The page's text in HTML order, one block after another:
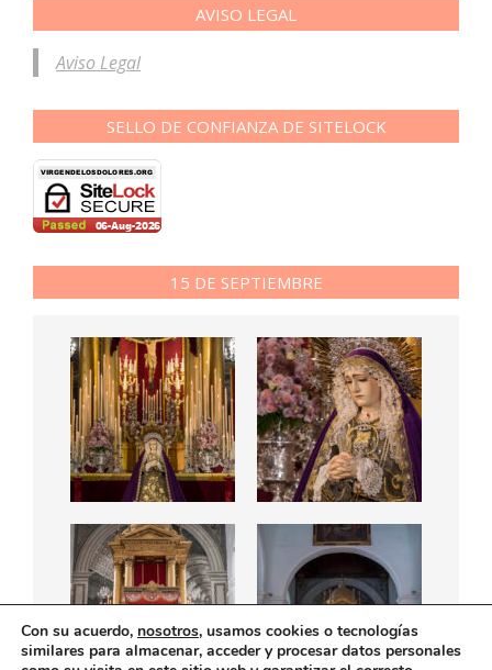
AVISO LEGAL
Aviso Legal
SELLO DE CONFIANZA DE SITELOCK
15 DE SEPTIEMBRE
Con su acuerdo, nosotros, usamos cookies o tecnologías
similares para almacenar, acceder y procesar datos personales